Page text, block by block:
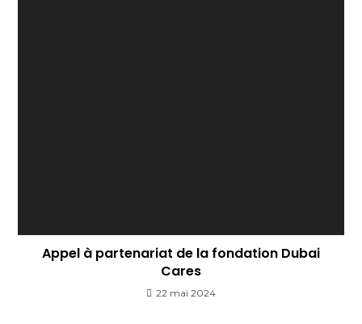
Appel à partenariat de la fondation Dubai
Cares
22 mai 2024